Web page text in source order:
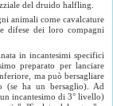
del druido halfling.
animali come cavalcature
difese dei loro compagni
in incantesimi specifici
preparato per lanciare
ma può bersagliare
(se ha un bersaglio). Ad
incantesimo di 3° livello)